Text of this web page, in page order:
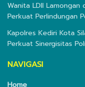
Wanita LDII Lamongan
Perkuat Perlindungan
Kapolres Kediri Kota
Perkuat Sinergisitas
NAVIGASI
Home